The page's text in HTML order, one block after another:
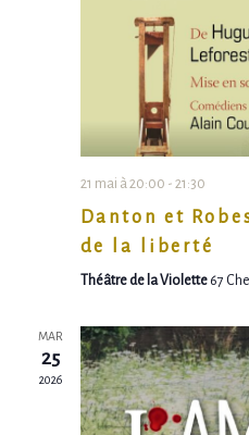
21 mai à 20:00 - 21:30
Danton et
de la liberté
Théâtre de la Violette 67
MAR
25
2026